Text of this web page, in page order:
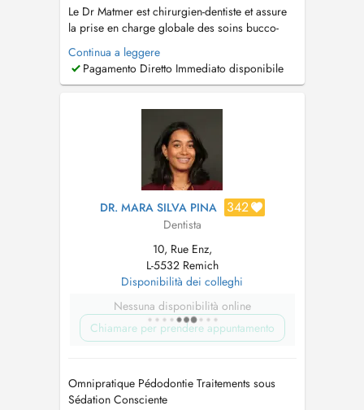
Le Dr Matmer est chirurgien-dentiste et assure
la prise en charge globale des soins bucco-
dentaires, de la prévention aux traitements plus
techniques. Il attache une grande importance à
instaurer une relation de confiance avec
il veille à expliquer...
Continua a leggere
Pagamento Diretto Immediato disponibile
DR. MARA SILVA PINA 342
Dentista
10, Rue Enz,
L-5532 Remich
Disponibilità dei colleghi
Nessuna disponibilità online
Chiamare per prendere appuntamento
Omnipratique Pédodontie Traitements sous
Sédation Consciente